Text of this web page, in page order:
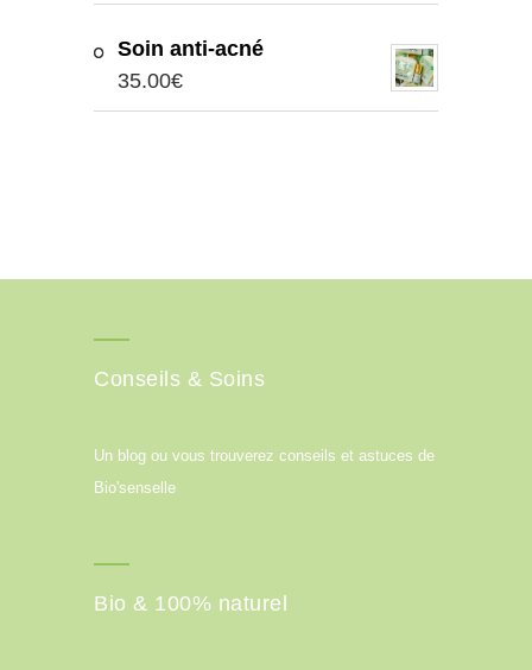
Soin anti-acné
35.00€
Conseils & Soins
Un blog ou vous trouverez conseils et astuces de
Bio'senselle
Bio & 100% naturel